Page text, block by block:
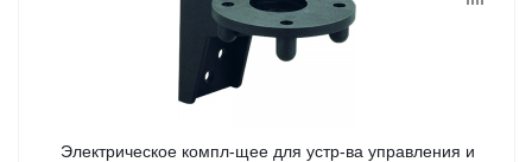
Электрическое компл-щее для устр-ва управления и